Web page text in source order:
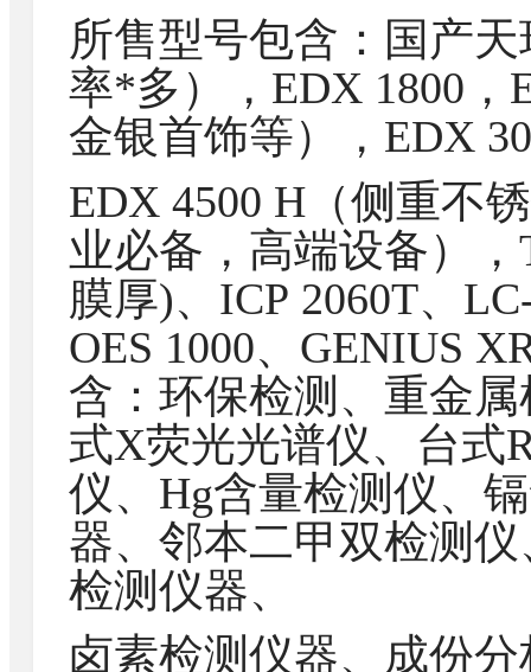
所售型号包含：国产
率*多），EDX 1800，
金银首饰等），EDX
EDX 4500 H（侧重不
业必备，高端设备）
膜厚)、ICP 2060T、
OES 1000、GENIUS
含：环保检测、重金
式X荧光光谱仪、台式
仪、Hg含量检测仪、
器、邻本二甲双检测
检测仪器、
卤素检测仪器、成份